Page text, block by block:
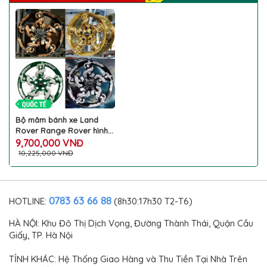
Bộ mâm bánh xe Land
Rover Range Rover hình
rồng vàng bay lượn tài lộc
uy quyền trên vành la
Phantom Ghost Audi
Porsche
9,700,000 VNĐ
10,225,000 VNĐ
HOTLINE: 0783 63 66 88 (8h30:17h30 T2-T6)
HÀ NỘI: Khu Đô Thị Dịch Vọng, Đường Thành Thái, Quận Cầu
Giấy, TP. Hà Nội
TỈNH KHÁC: Hệ Thống Giao Hàng và Thu Tiền Tại Nhà Trên